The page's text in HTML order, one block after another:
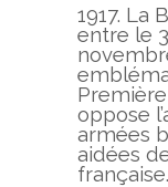
1917. La
entre le
oppose
armées
aidées